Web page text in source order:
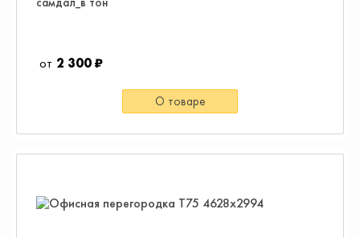
2 300 ₽
О товаре